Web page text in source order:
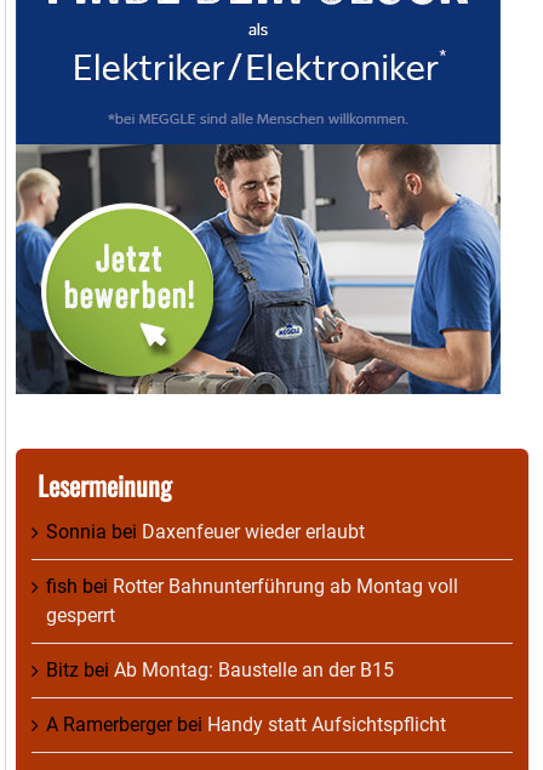
Lesermeinung
Sonnia bei Daxenfeuer wieder erlaubt
fish bei Rotter Bahnunterführung ab Montag voll
gesperrt
Bitz bei Ab Montag: Baustelle an der B15
A Ramerbergerbei Handy statt Aufsichtspflicht